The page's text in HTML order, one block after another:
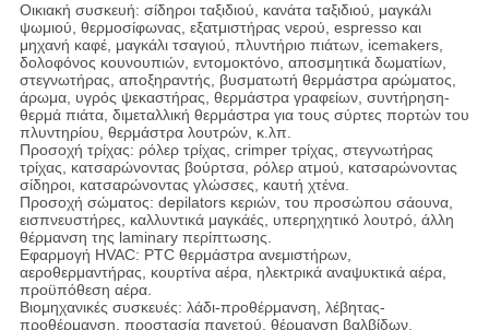
Οικιακή συσκευή: σίδηροι ταξιδιού, κανάτα ταξιδιού, μαγκάλι
ψωμιού, θερμοσίφωνας, εξατμιστήρας νερού, espresso και
μηχανή καφέ, μαγκάλι τσαγιού, πλυντήριο πιάτων, icemakers,
δολοφόνος κουνουπιών, εντομοκτόνο, αποσμητικά δωματίων,
στεγνωτήρας, αποξηραντής, βυσματωτή θερμάστρα αρώματος,
άρωμα, υγρός ψεκαστήρας, θερμάστρα γραφείων, συντήρηση-
θερμά πιάτα, διμεταλλική θερμάστρα για τους σύρτες πορτών του
πλυντηρίου, θερμάστρα λουτρών, κ.λπ.
Προσοχή τρίχας: ρόλερ τρίχας, crimper τρίχας, στεγνωτήρας
τρίχας, κατσαρώνοντας βούρτσα, ρόλερ ατμού, κατσαρώνοντας
σίδηροι, κατσαρώνοντας γλώσσες, καυτή χτένα.
Προσοχή σώματος: depilators κεριών, του προσώπου σάουνα,
εισπνευστήρες, καλλυντικά μαγκάές, υπερηχητικό λουτρό, άλλη
θέρμανση της laminary περίπτωσης.
Εφαρμογή HVAC: PTC θερμάστρα ανεμιστήρων,
αεροθερμαντήρας, κουρτίνα αέρα, ηλεκτρικά αναψυκτικά αέρα,
προϋπόθεση αέρα.
Βιομηχανικές συσκευές: λάδι-προθέρμανση, λέβητας-
προθέρμανση, προστασία παγετού, θέρμανση βαλβίδων,